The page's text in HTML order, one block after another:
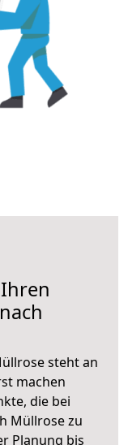
steht an
machen
die bei
Müllrose zu
Planung bis